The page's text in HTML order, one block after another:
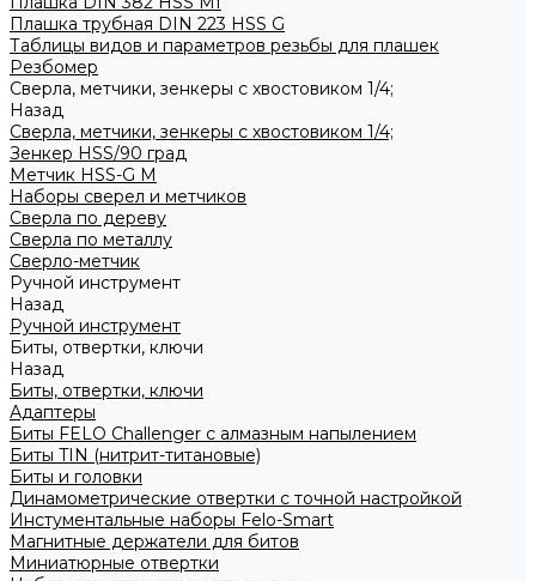
Плашка трубная DIN 223 HSS G
Таблицы видов и параметров резьбы для плашек
Резбомер
Сверла, метчики, зенкеры с хвостовиком 1/4;
Назад
Сверла, метчики, зенкеры с хвостовиком 1/4;
Зенкер HSS/90 град
Метчик HSS-G М
Наборы сверел и метчиков
Сверла по дереву
Сверла по металлу
Сверло-метчик
Ручной инструмент
Назад
Ручной инструмент
Биты, отвертки, ключи
Назад
Биты, отвертки, ключи
Адаптеры
Биты FELO Challenger с алмазным напылением
Биты TIN (нитрит-титановые)
Биты и головки
Динамометрические отвертки с точной настройкой
Инстументальные наборы Felo-Smart
Магнитные держатели для битов
Миниатюрные отвертки